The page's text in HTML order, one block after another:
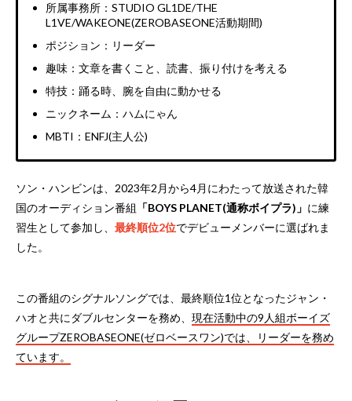
所属事務所：STUDIO GL1DE/THE
L1VE/WAKEONE(ZEROBASEONE活動期間)
ポジション：リーダー
趣味：文章を書くこと、読書、振り付けを考える
特技：踊る時、腕を自由に動かせる
ニックネーム：ハムにゃん
MBTI：ENFJ(主人公)
ソン・ハンビンは、2023年2月から4月にわたって放送された韓
国のオーディション番組 「BOYS PLANET(通称ボイプラ)」 に練
習生として参加し、 最終順位2位でデビューメンバーに選ばれま
した。
この番組のシグナルソングでは、最終順位1位となったジャン・
ハオと共にダブルセンターを務め、 現在活動中の9人組ボーイズ
グループZEROBASEONE(ゼロベースワン)では、リーダーを務め
ています。